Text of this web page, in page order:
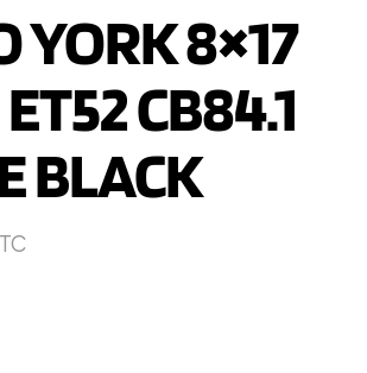
YORK 8×17
CB84.1
BLACK